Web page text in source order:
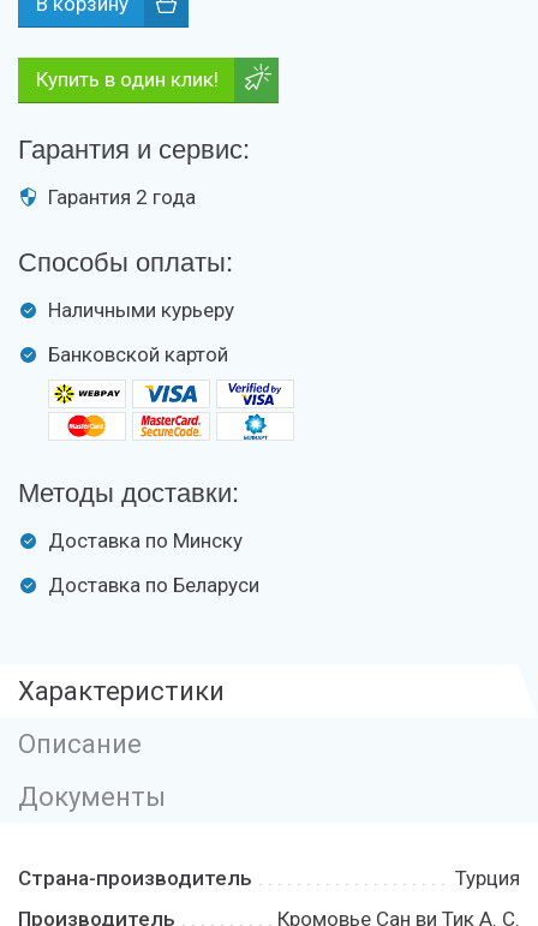
Купить в один клик!
Гарантия и сервис:
Гарантия 2 года
Способы оплаты:
Наличными курьеру
Банковской картой
Методы доставки:
Доставка по Минску
Доставка по Беларуси
Характеристики
Описание
Документы
Страна-производитель
Турция
Производитель
Кромовье Сан ви Тик А. С.